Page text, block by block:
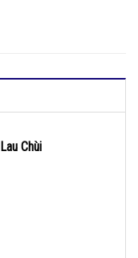
Lau Chùi